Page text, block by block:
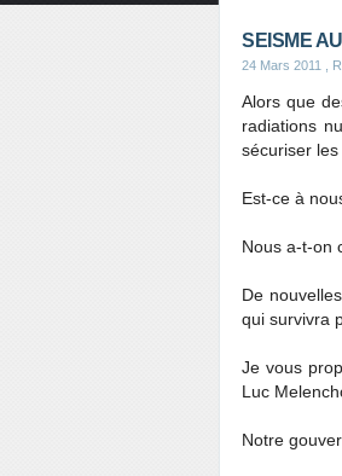
SEISME
24 Mars 2011 ,
Alors que
radiations
sécuriser
Est-ce à
Nous a-t-on
De
qui survivra
Je vous
Luc
Notre